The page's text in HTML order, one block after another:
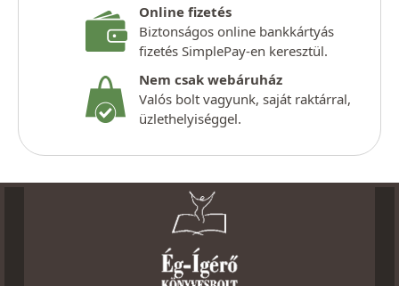
Online fizetés
Biztonságos online bankkártyás
fizetés SimplePay-en keresztül.
Nem csak webáruház
Valós bolt vagyunk, saját raktárral,
üzlethelyiséggel.